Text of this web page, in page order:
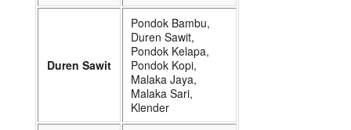
Duren Sawit
Pondok Bambu,
Duren Sawit,
Pondok Kelapa,
Pondok Kopi,
Malaka Jaya,
Malaka Sari,
Klender